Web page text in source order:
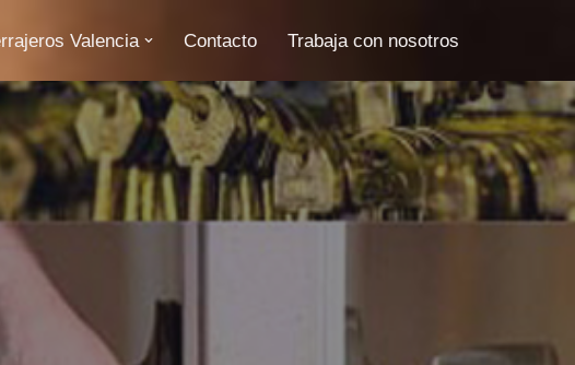
Valencia Contacto Trabaja con nosotros